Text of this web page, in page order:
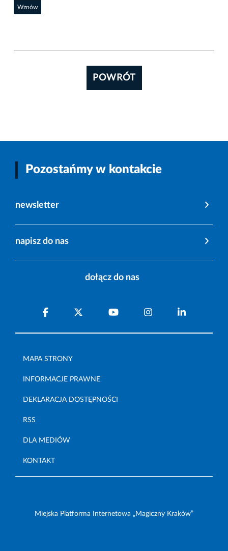
Wznów
POWRÓT
Pozostańmy w kontakcie
newsletter
napisz do nas
dołącz do nas
MAPA STRONY
INFORMACJE PRAWNE
DEKLARACJA DOSTĘPNOŚCI
RSS
DLA MEDIÓW
KONTAKT
Miejska Platforma Internetowa „Magiczny Kraków”